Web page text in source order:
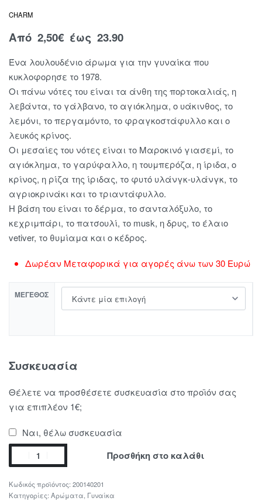
CHARM
Από 2,50€ έως 23.90
Ένα λουλουδένιο άρωμα για την γυναίκα που
κυκλοφορησε το 1978.
Οι πάνω νότες του είναι τα άνθη της πορτοκαλιάς, η
λεβάντα, το γάλβανο, το αγιόκλημα, ο υάκινθος, το
λεμόνι, το περγαμόντο, το φραγκοστάφυλλο και ο
λευκός κρίνος.
Οι μεσαίες του νότες είναι το Μαροκινό γιασεμί, το
αγιόκλημα, το γαρύφαλλο, η τουμπερόζα, η ίριδα, ο
κρίνος, η ρίζα της ίριδας, το φυτό υλάνγκ-υλάνγκ, το
αγριοκρινάκι και το τριαντάφυλλο.
Η βάση του είναι το δέρμα, το σανταλόξυλο, το
κεχριμπάρι, το πατσουλί, το musk, η δρυς, το έλαιο
vetiver, το θυμίαμα και ο κέδρος.
Δωρέαν Μεταφορικά για αγορές άνω των 30 Ευρώ
ΜΈΓΕΘΟΣ
Συσκευασία
Θέλετε να προσθέσετε συσκευασία στο προϊόν σας
για επιπλέον 1€;
Ναι, θέλω συσκευασία
Προσθήκη στο καλάθι
200140201
Κατηγορίες: Αρώματα, Γυναίκα